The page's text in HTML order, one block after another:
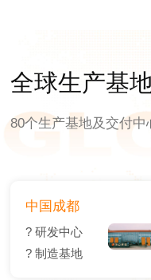
全球生产基
80个生产基地及交付
中国成都
? 研发中心
? 制造基地